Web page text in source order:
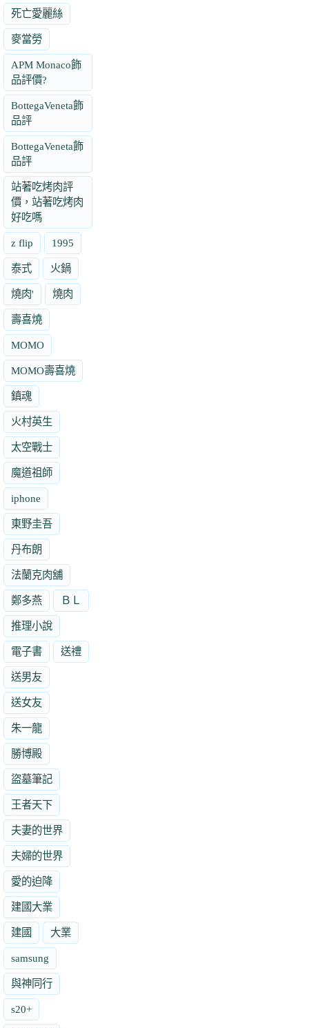
死亡愛麗絲
麥當勞
APM Monaco飾
品評價?
BottegaVeneta飾
品評
BottegaVeneta飾
品評
站著吃烤肉評
價，站著吃烤肉
好吃嗎
z flip 1995
泰式 火鍋
燒肉' 燒肉
壽喜燒
MOMO
MOMO壽喜燒
鎮魂
火村英生
太空戰士
魔道祖師
iphone
東野圭吾
丹布朗
法蘭克肉舖
鄭多燕 ＢＬ
推理小說
電子書 送禮
送男友
送女友
朱一龍
勝博殿
盜墓筆記
王者天下
夫妻的世界
夫婦的世界
愛的迫降
建國大業
建國 大業
samsung
與神同行
s20+